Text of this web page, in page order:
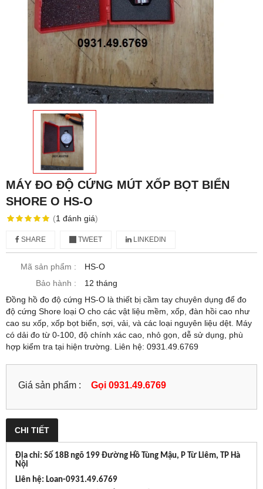
MÁY ĐO ĐỘ CỨNG MÚT XỐP BỌT BIỂN
SHORE O HS-O
(1 đánh giá)
SHARE TWEET LINKEDIN
Mã sản phẩm :
HS-O
Bảo hành :
12 tháng
Đồng hồ đo độ cứng HS-O là thiết bị cầm tay chuyên dụng để đo
độ cứng Shore loại O cho các vật liệu mềm, xốp, đàn hồi cao như
cao su xốp, xốp bọt biển, sợi, vải, và các loại nguyên liệu dệt. Máy
có dải đo từ 0-100, độ chính xác cao, nhỏ gọn, dễ sử dụng, phù
hợp kiểm tra tại hiện trường. Liên hệ: 0931.49.6769
Giá sản phẩm : Gọi 0931.49.6769
CHI TIẾT
Địa chỉ: Số 18B ngõ 199 Đường Hồ Tùng Mậu, P Từ Liêm, TP Hà
Nội
Liên hệ: Loan-0931.49.6769